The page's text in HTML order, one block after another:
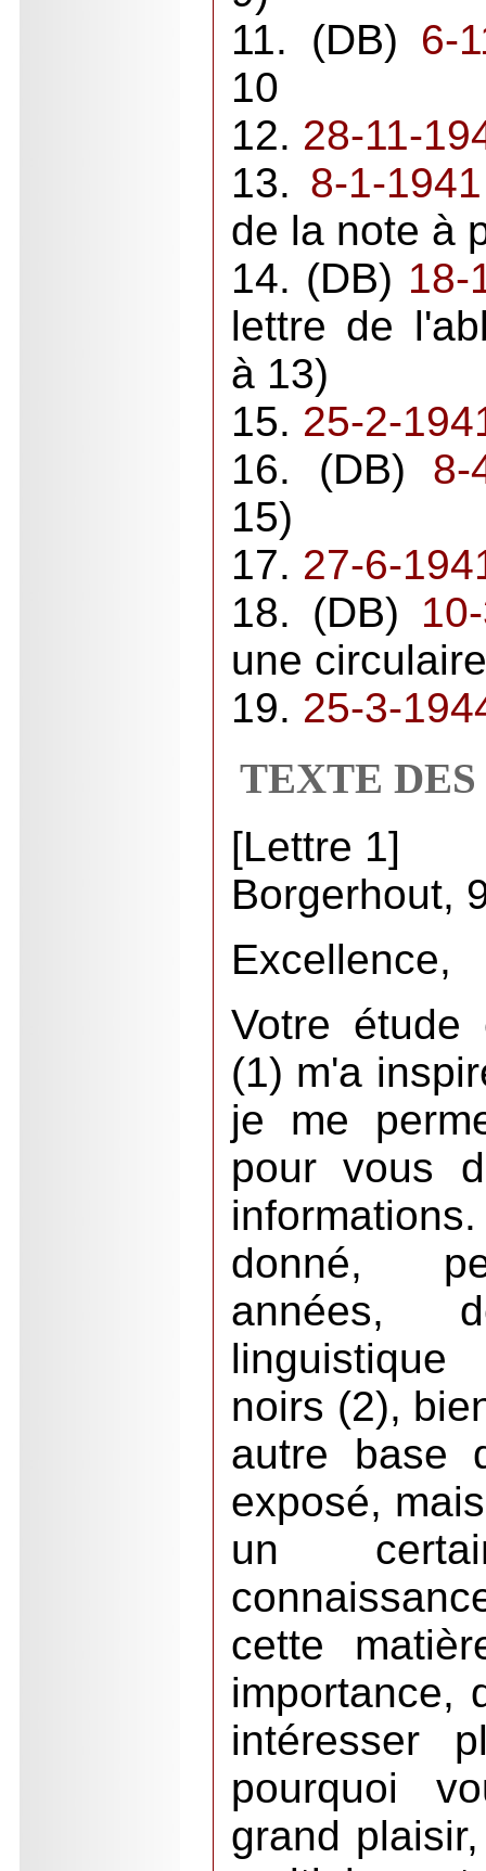
11. (DB) 6-
10
12. 28-11-
13. 8-1-1941
de la note à
14. (DB) 18-
lettre de
à 13)
15. 25-2-
16. (DB) 8-
15)
17. 27-6-
18. (DB)
une
19. 25-3-
TEXTE
[Lettre 1]
Borgerhout,
Excellence,
Votre étude
(1) m'a
je me
pour vous
donné,
années,
noirs (2),
autre base
exposé,
un
cette
importance,
intéresser
pourquoi
grand